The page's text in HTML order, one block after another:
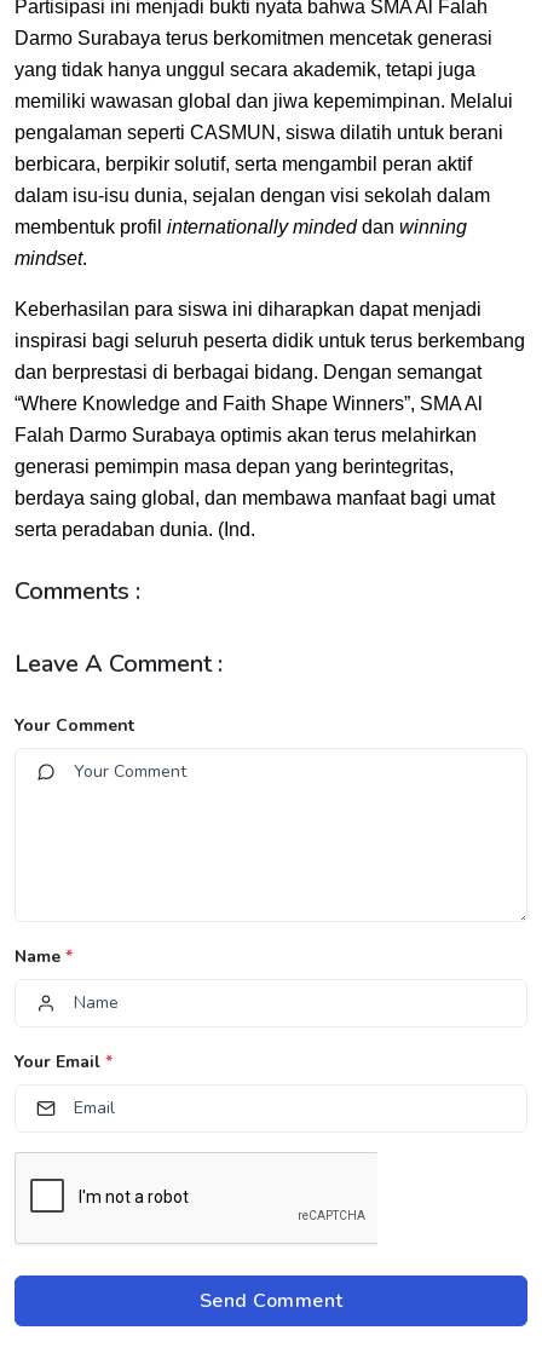
Partisipasi ini menjadi bukti nyata bahwa SMA Al Falah
Darmo Surabaya terus berkomitmen mencetak generasi
yang tidak hanya unggul secara akademik, tetapi juga
memiliki wawasan global dan jiwa kepemimpinan. Melalui
pengalaman seperti CASMUN, siswa dilatih untuk berani
berbicara, berpikir solutif, serta mengambil peran aktif
dalam isu-isu dunia, sejalan dengan visi sekolah dalam
membentuk profil internationally mindeddan winning
mindset.
Keberhasilan para siswa ini diharapkan dapat menjadi
inspirasi bagi seluruh peserta didik untuk terus berkembang
dan berprestasi di berbagai bidang. Dengan semangat
“Where Knowledge and Faith Shape Winners”, SMA Al
Falah Darmo Surabaya optimis akan terus melahirkan
generasi pemimpin masa depan yang berintegritas,
berdaya saing global, dan membawa manfaat bagi umat
serta peradaban dunia. (Ind.
Comments :
Leave A Comment :
Your Comment
Name *
Your Email *
Send Comment